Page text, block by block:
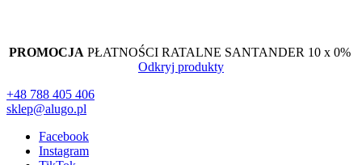
PROMOCJA PŁATNOŚCI RATALNE SANTANDER 10 x 0%
Odkryj produkty
+48 788 405 406
sklep@alugo.pl
Facebook
Instagram